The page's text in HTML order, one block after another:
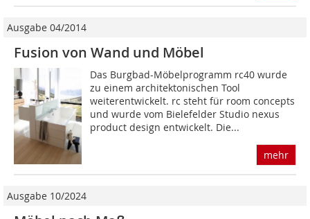
Ausgabe 04/2014
Fusion von Wand und Möbel
Das Burgbad-Möbelprogramm rc40 wurde
zu einem architektonischen Tool
weiterentwickelt. rc steht für room concepts
und wurde vom Bielefelder Studio nexus
product design entwickelt. Die...
mehr
Ausgabe 10/2024